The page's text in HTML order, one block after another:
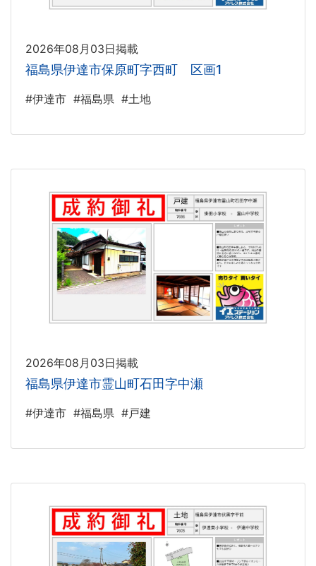
2026年08月03日掲載
福島県伊達市保原町字西町 区画1
#伊達市 #福島県 #土地
2026年08月03日掲載
福島県伊達市霊山町石田字中瀬
#伊達市 #福島県 #戸建